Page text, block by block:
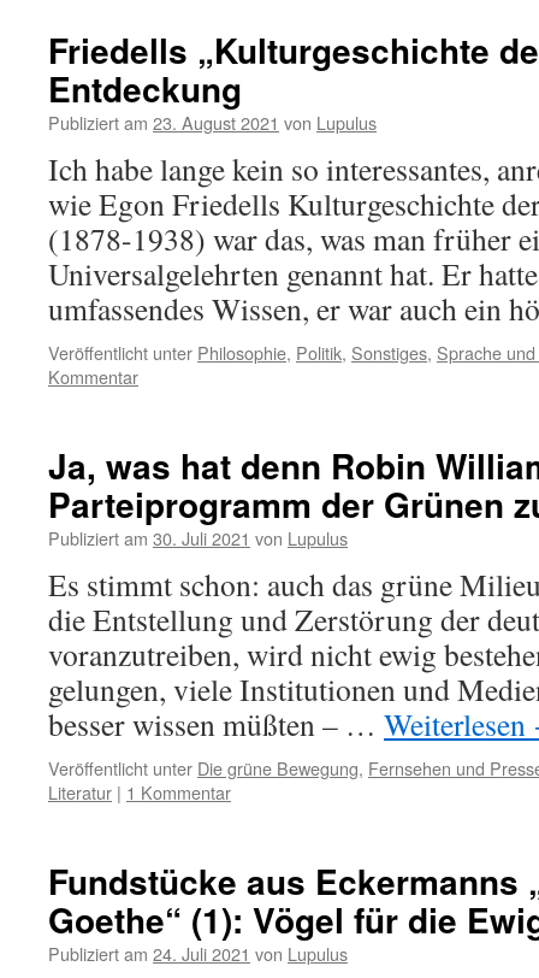
Friedells „Kulturgeschichte
Entdeckung
Publiziert am 23. August 2021 von Lupulus
Ich habe lange kein so interessantes,
wie Egon Friedells Kulturgeschichte
(1878-1938) war das, was man früher
Universalgelehrten genannt hat. Er
umfassendes Wissen, er war auch ein
Veröffentlicht unter Philosophie, Politik, Sonstiges, Sprache
Kommentar
Ja, was hat denn Robin
Parteiprogramm der Grünen
Publiziert am 30. Juli 2021 von Lupulus
Es stimmt schon: auch das grüne
die Entstellung und Zerstörung der
voranzutreiben, wird nicht ewig
gelungen, viele Institutionen und
besser wissen müßten – … Weiterlesen
Veröffentlicht unter Die grüne Bewegung, Fernsehen und
Literatur | 1 Kommentar
Fundstücke aus Eckermanns
Goethe“ (1): Vögel für die
Publiziert am 24. Juli 2021 von Lupulus